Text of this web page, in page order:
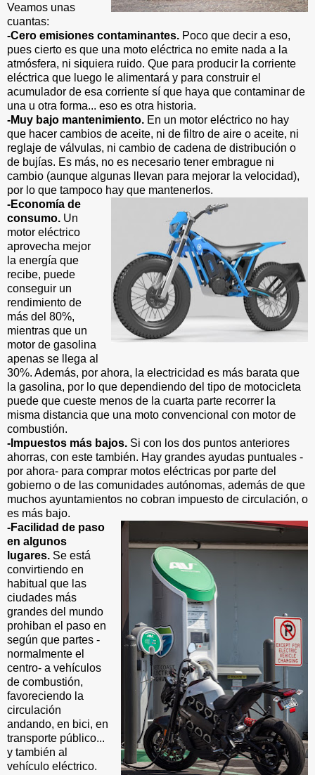
Veamos unas
cuantas:
-Cero emisiones contaminantes. Poco que decir a eso,
pues cierto es que una moto eléctrica no emite nada a la
atmósfera, ni siquiera ruido. Que para producir la corriente
eléctrica que luego le alimentará y para construir el
acumulador de esa corriente sí que haya que contaminar de
una u otra forma... eso es otra historia.
-Muy bajo mantenimiento. En un motor eléctrico no hay
que hacer cambios de aceite, ni de filtro de aire o aceite, ni
reglaje de válvulas, ni cambio de cadena de distribución o
de bujías. Es más, no es necesario tener embrague ni
cambio (aunque algunas llevan para mejorar la velocidad),
por lo que tampoco hay que mantenerlos.
-Economía de
consumo. Un
motor eléctrico
aprovecha mejor
la energía que
recibe, puede
conseguir un
rendimiento de
más del 80%,
mientras que un
motor de gasolina
apenas se llega al
30%. Además, por ahora, la electricidad es más barata que
la gasolina, por lo que dependiendo del tipo de motocicleta
puede que cueste menos de la cuarta parte recorrer la
misma distancia que una moto convencional con motor de
combustión.
-Impuestos más bajos. Si con los dos puntos anteriores
ahorras, con este también. Hay grandes ayudas puntuales -
por ahora- para comprar motos eléctricas por parte del
gobierno o de las comunidades autónomas, además de que
muchos ayuntamientos no cobran impuesto de circulación, o
es más bajo.
-Facilidad de paso
en algunos
lugares. Se está
convirtiendo en
habitual que las
ciudades más
grandes del mundo
prohiban el paso en
según que partes -
normalmente el
centro- a vehículos
de combustión,
favoreciendo la
circulación
andando, en bici, en
transporte público...
y también al
vehículo eléctrico.